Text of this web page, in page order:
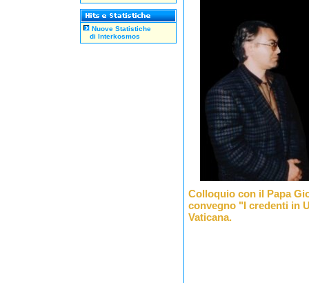
Nuove Statistiche
di Interkosmos
Colloquio con il Papa
convegno "I credenti in
Vaticana.